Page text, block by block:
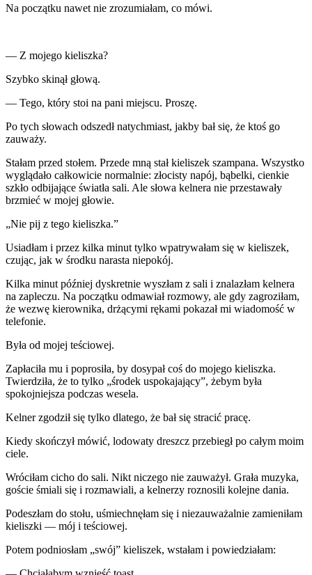
Na początku nawet nie zrozumiałam, co mówi.
— Z mojego kieliszka?
Szybko skinął głową.
— Tego, który stoi na pani miejscu. Proszę.
Po tych słowach odszedł natychmiast, jakby bał się, że ktoś go
zauważy.
Stałam przed stołem. Przede mną stał kieliszek szampana. Wszystko
wyglądało całkowicie normalnie: złocisty napój, bąbelki, cienkie
szkło odbijające światła sali. Ale słowa kelnera nie przestawały
brzmieć w mojej głowie.
„Nie pij z tego kieliszka.”
Usiadłam i przez kilka minut tylko wpatrywałam się w kieliszek,
czując, jak w środku narasta niepokój.
Kilka minut później dyskretnie wyszłam z sali i znalazłam kelnera
na zapleczu. Na początku odmawiał rozmowy, ale gdy zagroziłam,
że wezwę kierownika, drżącymi rękami pokazał mi wiadomość w
telefonie.
Była od mojej teściowej.
Zapłaciła mu i poprosiła, by dosypał coś do mojego kieliszka.
Twierdziła, że to tylko „środek uspokajający”, żebym była
spokojniejsza podczas wesela.
Kelner zgodził się tylko dlatego, że bał się stracić pracę.
Kiedy skończył mówić, lodowaty dreszcz przebiegł po całym moim
ciele.
Wróciłam cicho do sali. Nikt niczego nie zauważył. Grała muzyka,
goście śmiali się i rozmawiali, a kelnerzy roznosili kolejne dania.
Podeszłam do stołu, uśmiechnęłam się i niezauważalnie zamieniłam
kieliszki — mój i teściowej.
Potem podniosłam „swój” kieliszek, wstałam i powiedziałam: